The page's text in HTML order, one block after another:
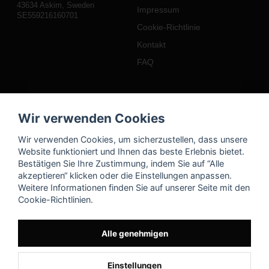
43634 Askim, Sweden
SE559216160701
Impressum
Cookie-Richtlinie
Kontakt
FAQ
Mein Konto
Registrieren
Passwort vergessen?
Wir verwenden Cookies
Wir verwenden Cookies, um sicherzustellen, dass unsere
Website funktioniert und Ihnen das beste Erlebnis bietet.
Bestätigen Sie Ihre Zustimmung, indem Sie auf “Alle
akzeptieren“ klicken oder die Einstellungen anpassen.
Weitere Informationen finden Sie auf unserer Seite mit den
Cookie-Richtlinien.
Alle genehmigen
Einstellungen